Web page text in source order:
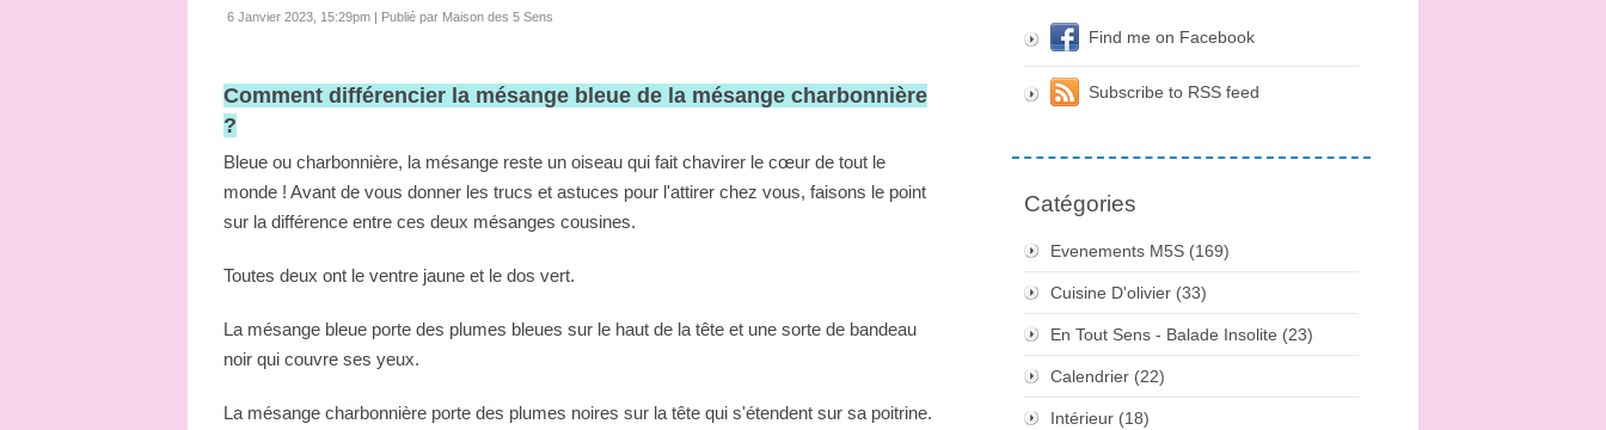
6 Janvier 2023, 15:29pm | Publié par Maison des 5 Sens
Comment différencier la mésange bleue de la mésange charbonnière
?
Bleue ou charbonnière, la mésange reste un oiseau qui fait chavirer le cœur de tout le
monde ! Avant de vous donner les trucs et astuces pour l'attirer chez vous, faisons le point
sur la différence entre ces deux mésanges cousines.
Toutes deux ont le ventre jaune et le dos vert.
La mésange bleue porte des plumes bleues sur le haut de la tête et une sorte de bandeau
noir qui couvre ses yeux.
La mésange charbonnière porte des plumes noires sur la tête qui s'étendent sur sa poitrine.
Find me on Facebook
Subscribe to RSS feed
Catégories
Evenements M5S (169)
Cuisine D'olivier (33)
En Tout Sens - Balade Insolite (23)
Calendrier (22)
Intérieur (18)